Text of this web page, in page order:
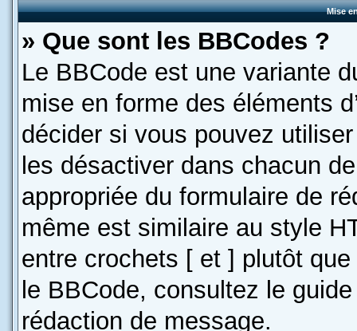
Mise
» Que sont les BBCodes ?
Le BBCode est une variante
mise en forme des éléments
décider si vous pouvez
les désactiver dans chacun
appropriée du formulaire de
même est similaire au style
entre crochets [ et ] plutôt
le BBCode, consultez le
rédaction de message.